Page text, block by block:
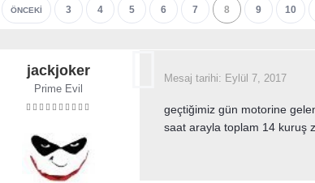
ÖNCEKI 3 4 5 6 7 8 9 10
jackjoker
Prime Evil
Mesaj tarihi: Eylül 7, 2017
geçtiğimiz gün motorine
saat arayla toplam 14 kuruş